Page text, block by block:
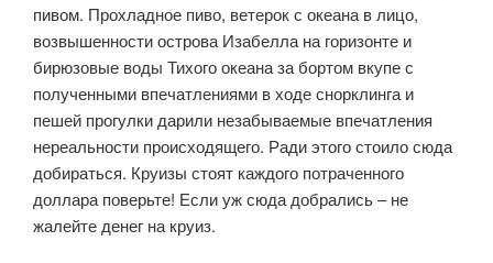
пивом. Прохладное пиво, ветерок с океана в лицо,
возвышенности острова Изабелла на горизонте и
бирюзовые воды Тихого океана за бортом вкупе с
полученными впечатлениями в ходе снорклинга и
пешей прогулки дарили незабываемые впечатления
нереальности происходящего. Ради этого стоило сюда
добираться. Круизы стоят каждого потраченного
доллара поверьте! Если уж сюда добрались – не
жалейте денег на круиз.